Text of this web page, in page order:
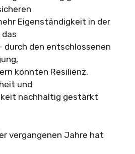
Eigenständigkeit in der
das
durch den entschlossenen
könnten Resilienz,
und
nachhaltig gestärkt
vergangenen Jahre hat